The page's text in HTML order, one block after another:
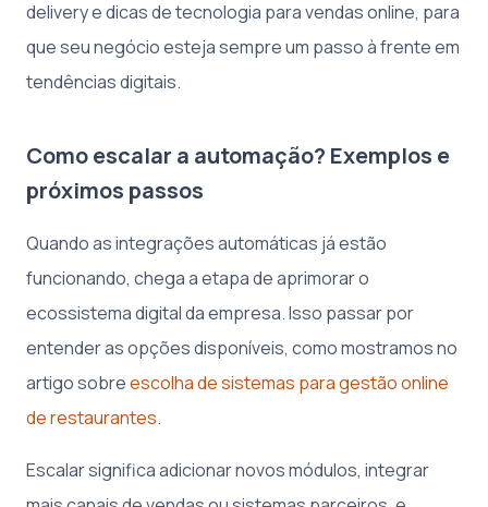
delivery e dicas de tecnologia para vendas online, para
que seu negócio esteja sempre um passo à frente em
tendências digitais.
Como escalar a automação? Exemplos e
próximos passos
Quando as integrações automáticas já estão
funcionando, chega a etapa de aprimorar o
ecossistema digital da empresa. Isso passar por
entender as opções disponíveis, como mostramos no
artigo sobreescolha de sistemas para gestão online
de restaurantes.
Escalar significa adicionar novos módulos, integrar